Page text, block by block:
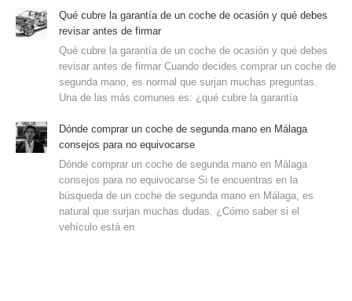
Qué cubre la garantía de un coche de ocasión y qué debes
revisar antes de firmar
Qué cubre la garantía de un coche de ocasión y qué debes
revisar antes de firmar Cuando decides comprar un coche de
segunda mano, es normal que surjan muchas preguntas.
Una de las más comunes es: ¿qué cubre la garantía
Dónde comprar un coche de segunda mano en Málaga
consejos para no equivocarse
Dónde comprar un coche de segunda mano en Málaga
consejos para no equivocarse Si te encuentras en la
búsqueda de un coche de segunda mano en Málaga, es
natural que surjan muchas dudas. ¿Cómo saber si el
vehículo está en